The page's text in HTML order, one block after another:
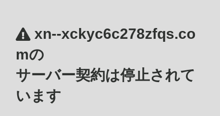
xn--xckyc6c278zfqs.co
mの
サーバー契約は停止されて
います